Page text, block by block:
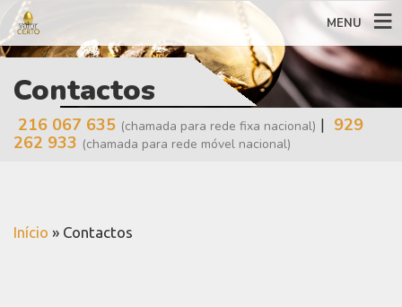
MENU
Contactos
216 067 635 (chamada para rede fixa nacional) | 929
262 933 (chamada para rede móvel nacional)
Início » Contactos